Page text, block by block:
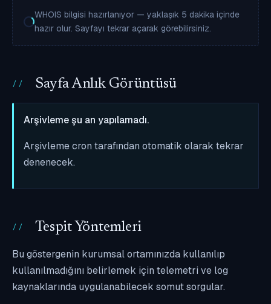
WHOIS bilgisi hazırlanıyor — yaklaşık 5 dakika içinde
hazır olur. Sayfayı tekrar açarak görebilirsiniz.
Sayfa Anlık Görüntüsü
Arşivleme şu an yapılamadı.
Arşivleme cron tarafından otomatik olarak tekrar
denenecek.
Tespit Yöntemleri
Bu göstergenin kurumsal ortamınızda kullanılıp
kullanılmadığını belirlemek için telemetri ve log
kaynaklarında uygulanabilecek somut sorgular.